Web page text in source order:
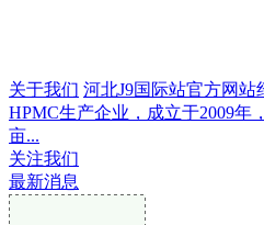
关于我们 河北J9国际站官方网
HPMC生产企业，成立于2009年
亩...
关注我们
最新消息